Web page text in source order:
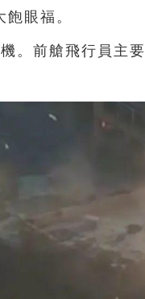
眼福。
。 前艙飛行員主要